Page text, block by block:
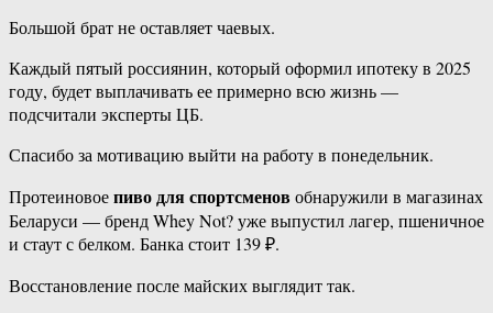
Большой брат не оставляет чаевых.
Каждый пятый россиянин, который оформил ипотеку в 2025
году, будет выплачивать ее примерно всю жизнь —
подсчитали эксперты ЦБ.
Спасибо за мотивацию выйти на работу в понедельник.
Протеиновоепиво для спортсменов обнаружили в магазинах
Беларуси — бренд Whey Not? уже выпустил лагер, пшеничное
и стаут с белком. Банка стоит 139 ₽.
Восстановление после майских выглядит так.